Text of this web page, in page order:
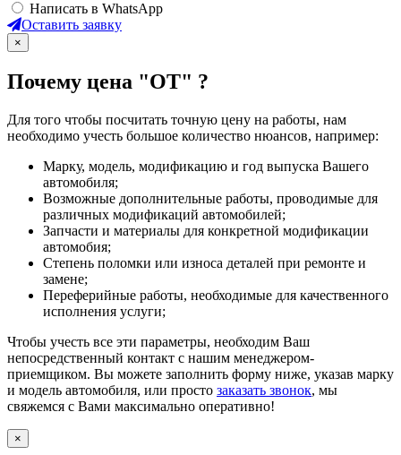
Написать в WhatsApp
Оставить заявку
×
Почему цена "ОТ" ?
Для того чтобы посчитать точную цену на работы, нам
необходимо учесть большое количество нюансов, например:
Марку, модель, модификацию и год выпуска Вашего
автомобиля;
Возможные дополнительные работы, проводимые для
различных модификаций автомобилей;
Запчасти и материалы для конкретной модификации
автомобия;
Степень поломки или износа деталей при ремонте и
замене;
Переферийные работы, необходимые для качественного
исполнения услуги;
Чтобы учесть все эти параметры, необходим Ваш
непосредственный контакт с нашим менеджером-
приемщиком. Вы можете заполнить форму ниже, указав марку
и модель автомобиля, или просто заказать звонок, мы
свяжемся с Вами максимально оперативно!
×